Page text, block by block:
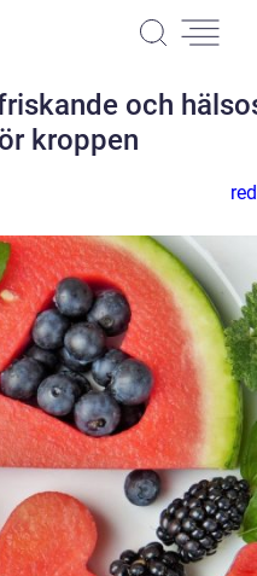
och
kroppen